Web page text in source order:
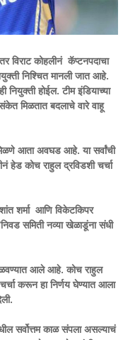
विराट कोहलीनं कॅप्टनपदाचा
निश्चित मानली जात आहे.
नियुक्ती होईल. टीम इंडियाच्या
मिळतात बदलाचे वारे वाहू
आता अवघड आहे. या सर्वांची
हेड कोच राहुल द्रविडशी चर्चा
शर्मा आणि विकेटकिपर
समिती नव्या खेळाडूंना संधी
आले आहे. कोच राहुल
करून हा निर्णय घेण्यात आला
सर्वोत्तम काळ संपला असल्याचं